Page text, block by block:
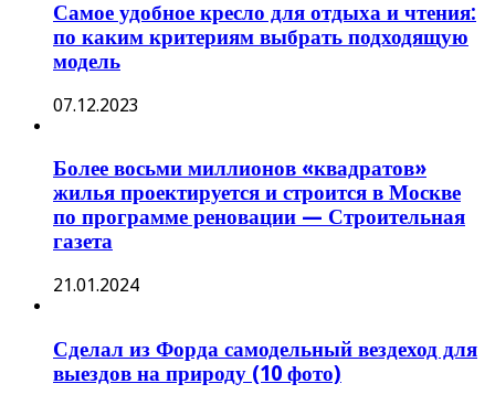
Самое удобное кресло для отдыха и чтения:
по каким критериям выбрать подходящую
модель
07.12.2023
Более восьми миллионов «квадратов»
жилья проектируется и строится в Москве
по программе реновации — Строительная
газета
21.01.2024
Сделал из Форда самодельный вездеход для
выездов на природу (10 фото)